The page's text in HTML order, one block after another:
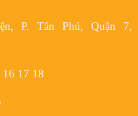
P. Tân Phú, Quận 7,
17 18